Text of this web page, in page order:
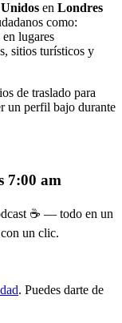
en Londres
como:
en lugares
sitios turísticos y
de traslado para
un perfil bajo durante
7:00 am
☕ — todo en un
un clic.
. Puedes darte de